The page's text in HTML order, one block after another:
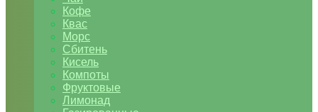
Кофе
Квас
Морс
Сбитень
Кисель
Компоты
Фруктовые
Лимонад